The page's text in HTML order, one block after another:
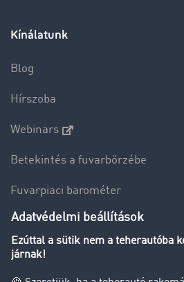
Kínálatunk
Blog
Hírszoba
Webinars
Betekintés a fuvarbörzébe
Fuvarpiaci barométer
Transzportlexikon
Tehergépkocsi-forgalomkorlátozás